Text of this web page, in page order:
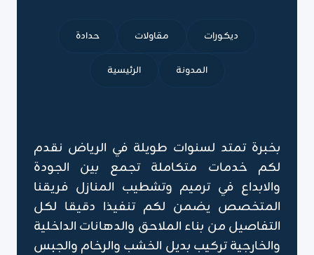
ديكورات مقاولات حدادة
المدونة الرئيسية
بخبرة تمتد لسنوات طويلة في الرياض نقدم
لكم خدمات متكاملة تجمع بين الجودة
والابداع في ترميم وتشطيب المنازل فريقنا
المتخصص يضمن لكم تنفيذا دقيقا لكل
التفاصيل من بناء الملاحق والدهانات الداخلية
والخارجية تركيب بديل الخشب والرخام والجبس